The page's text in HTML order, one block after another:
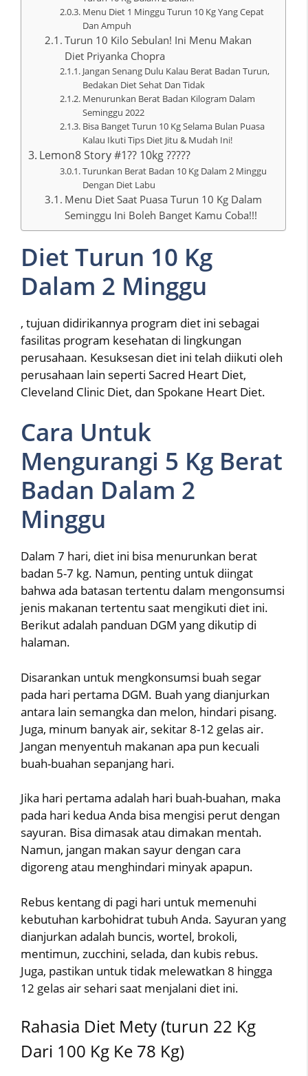
Menu Diet 1 Minggu Turun 10 Kg Yang Cepat
Dan Ampuh
Turun 10 Kilo Sebulan! Ini Menu Makan
Diet Priyanka Chopra
Jangan Senang Dulu Kalau Berat Badan Turun,
Bedakan Diet Sehat Dan Tidak
Menurunkan Berat Badan Kilogram Dalam
Seminggu 2022
Bisa Banget Turun 10 Kg Selama Bulan Puasa
Kalau Ikuti Tips Diet Jitu & Mudah Ini!
Lemon8 Story #1?? 10kg ?????
Turunkan Berat Badan 10 Kg Dalam 2 Minggu
Dengan Diet Labu
Menu Diet Saat Puasa Turun 10 Kg Dalam
Seminggu Ini Boleh Banget Kamu Coba!!!
Diet Turun 10 Kg
Dalam 2 Minggu
, tujuan didirikannya program diet ini sebagai
fasilitas program kesehatan di lingkungan
perusahaan. Kesuksesan diet ini telah diikuti oleh
perusahaan lain seperti Sacred Heart Diet,
Cleveland Clinic Diet, dan Spokane Heart Diet.
Cara Untuk
Mengurangi 5 Kg Berat
Badan Dalam 2
Minggu
Dalam 7 hari, diet ini bisa menurunkan berat
badan 5-7 kg. Namun, penting untuk diingat
bahwa ada batasan tertentu dalam mengonsumsi
jenis makanan tertentu saat mengikuti diet ini.
Berikut adalah panduan DGM yang dikutip di
halaman.
Disarankan untuk mengkonsumsi buah segar
pada hari pertama DGM. Buah yang dianjurkan
antara lain semangka dan melon, hindari pisang.
Juga, minum banyak air, sekitar 8-12 gelas air.
Jangan menyentuh makanan apa pun kecuali
buah-buahan sepanjang hari.
Jika hari pertama adalah hari buah-buahan, maka
pada hari kedua Anda bisa mengisi perut dengan
sayuran. Bisa dimasak atau dimakan mentah.
Namun, jangan makan sayur dengan cara
digoreng atau menghindari minyak apapun.
Rebus kentang di pagi hari untuk memenuhi
kebutuhan karbohidrat tubuh Anda. Sayuran yang
dianjurkan adalah buncis, wortel, brokoli,
mentimun, zucchini, selada, dan kubis rebus.
Juga, pastikan untuk tidak melewatkan 8 hingga
12 gelas air sehari saat menjalani diet ini.
Rahasia Diet Mety (turun 22 Kg
Dari 100 Kg Ke 78 Kg)